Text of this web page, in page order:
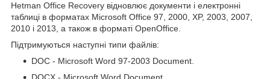
Hetman Office Recovery відновлює документи і електронні
таблиці в форматах Microsoft Office 97, 2000, XP, 2003, 2007,
2010 і 2013, а також в форматі OpenOffice.
Підтримуються наступні типи файлів:
DOC - Microsoft Word 97-2003 Document.